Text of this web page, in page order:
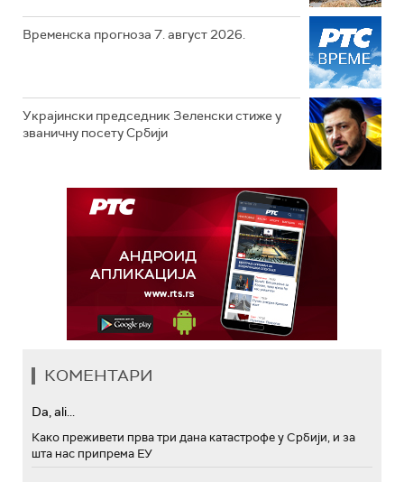
Временска прогноза 7. август 2026.
Украјински председник Зеленски стиже у
званичну посету Србији
КОМЕНТАРИ
Da, ali...
Како преживети прва три дана катастрофе у Србији, и за
шта нас припрема ЕУ